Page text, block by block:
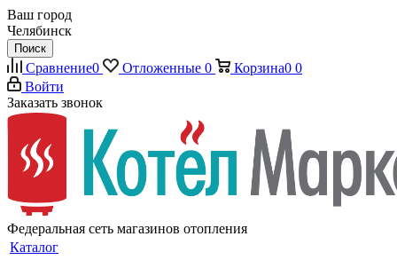
Ваш город
Челябинск
Поиск
Сравнение0 Отложенные 0 Корзина0 0
Войти
Заказать звонок
Федеральная сеть магазинов отопления
Каталог